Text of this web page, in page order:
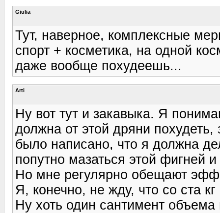
Giulia
Тут, наверное, комплексные
спорт + косметика, на одной
даже вообще похудеешь...
Arti
Ну вот тут и закавыка. Я
должна от этой дряни
было написано, что я должна
попутно мазаться этой фигней
Но мне регулярно обещают
Я, конечно, не жду, что со ста
Ну хоть один сантимент